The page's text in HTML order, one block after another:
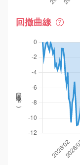
回撤曲線
回撤率(
%
)